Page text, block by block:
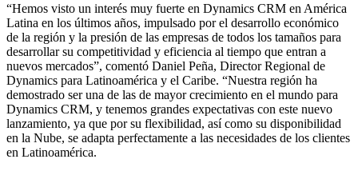
“Hemos visto un interés muy fuerte en Dynamics CRM en América
Latina en los últimos años, impulsado por el desarrollo económico
de la región y la presión de las empresas de todos los tamaños para
desarrollar su competitividad y eficiencia al tiempo que entran a
nuevos mercados”, comentó Daniel Peña, Director Regional de
Dynamics para Latinoamérica y el Caribe. “Nuestra región ha
demostrado ser una de las de mayor crecimiento en el mundo para
Dynamics CRM, y tenemos grandes expectativas con este nuevo
lanzamiento, ya que por su flexibilidad, así como su disponibilidad
en la Nube, se adapta perfectamente a las necesidades de los clientes
en Latinoamérica.